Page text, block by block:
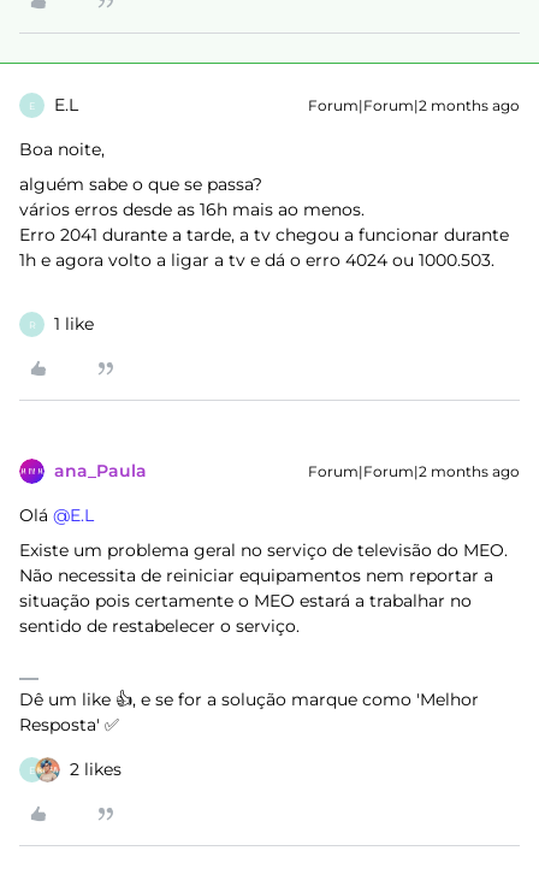
E E.L Forum|Forum|2 months ago
Boa noite,
alguém sabe o que se passa?
vários erros desde as 16h mais ao menos.
Erro 2041 durante a tarde, a tv chegou a funcionar durante
1h e agora volto a ligar a tv e dá o erro 4024 ou 1000.503.
R 1 like
ana_Paula Forum|Forum|2 months ago
Olá ​ @E.L
Existe um problema geral no serviço de televisão do MEO.
Não necessita de reiniciar equipamentos nem reportar a
situação pois certamente o MEO estará a trabalhar no
sentido de restabelecer o serviço.
Dê um like 👍, e se for a solução marque como 'Melhor
Resposta' ✅
E 2 likes